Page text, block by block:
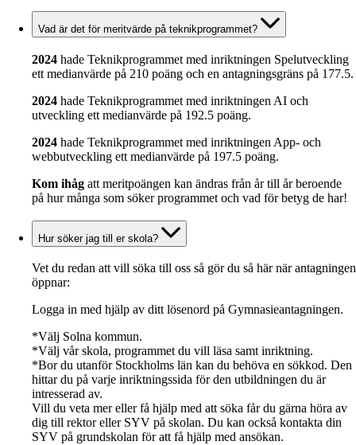
Vad är det för meritvärde på teknikprogrammet?
2024 hade Teknikprogrammet med inriktningen Spelutveckling
ett medianvärde på 210 poäng och en antagningsgräns på 177.5.
2024 hade Teknikprogrammet med inriktningen AI och
utveckling ett medianvärde på 192.5 poäng.
2024 hade Teknikprogrammet med inriktningen App- och
webbutveckling ett medianvärde på 197.5 poäng.
Kom ihåg att meritpoängen kan ändras från år till år beroende
på hur många som söker programmet och vad för betyg de har!
Hur söker jag till er skola?
Vet du redan att vill söka till oss så gör du så här när antagningen
öppnar:
Logga in med hjälp av ditt lösenord på Gymnasieantagningen.
*Välj Solna kommun.
*Välj vår skola, programmet du vill läsa samt inriktning.
*Bor du utanför Stockholms län kan du behöva en sökkod. Den
hittar du på varje inriktningssida för den utbildningen du är
intresserad av.
Vill du veta mer eller få hjälp med att söka får du gärna höra av
dig till rektor eller SYV på skolan. Du kan också kontakta din
SYV på grundskolan för att få hjälp med ansökan.